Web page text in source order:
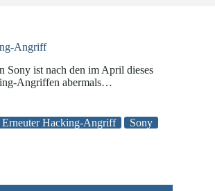
Angriff
Sony ist nach den im April dieses
Angriffen abermals…
Erneuter Hacking-Angriff Sony